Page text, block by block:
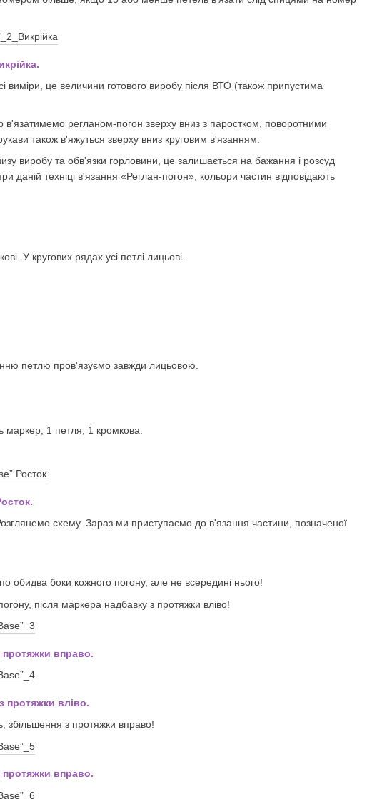
крійка.
виміри, це величини готового виробу після ВТО (також припустима
регланом-погон зверху вниз з паростком, поворотними
також в'яжуться зверху вниз круговим в'язанням.
виробу та обв'язки горловини, це залишається на бажання і розсуд
даній техніці в'язання «Реглан-погон», кольори частин відповідають
У кругових рядах усі петлі лицьові.
петлю пров'язуємо завжди лицьовою.
маркер, 1 петля, 1 кромкова.
схему. Зараз ми приступаємо до в'язання частини, позначеної
обидва боки кожного погону, але не всередині нього!
після маркера надбавку з протяжки вліво!
протяжки вправо.
протяжки вліво.
збільшення з протяжки вправо!
протяжки вправо.